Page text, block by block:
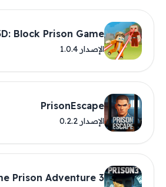
Block Prison Game
الإصدار 1.0.4
PrisonEscape
الإصدار 0.2.2
Prison Adventure 3